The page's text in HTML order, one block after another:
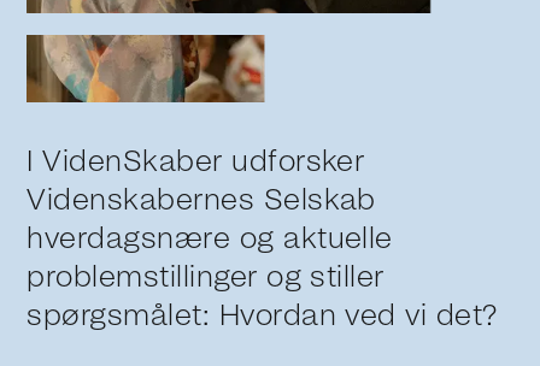
I VidenSkaber udforsker
Videnskabernes Selskab
hverdagsnære og aktuelle
problemstillinger og stiller
spørgsmålet: Hvordan ved vi det?